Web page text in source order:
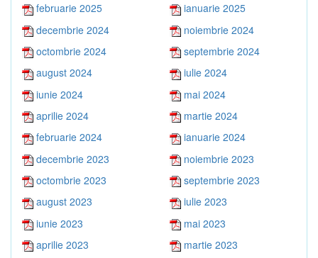
februarie 2025
ianuarie 2025
decembrie 2024
noiembrie 2024
octombrie 2024
septembrie 2024
august 2024
iulie 2024
iunie 2024
mai 2024
aprilie 2024
martie 2024
februarie 2024
ianuarie 2024
decembrie 2023
noiembrie 2023
octombrie 2023
septembrie 2023
august 2023
iulie 2023
iunie 2023
mai 2023
aprilie 2023
martie 2023